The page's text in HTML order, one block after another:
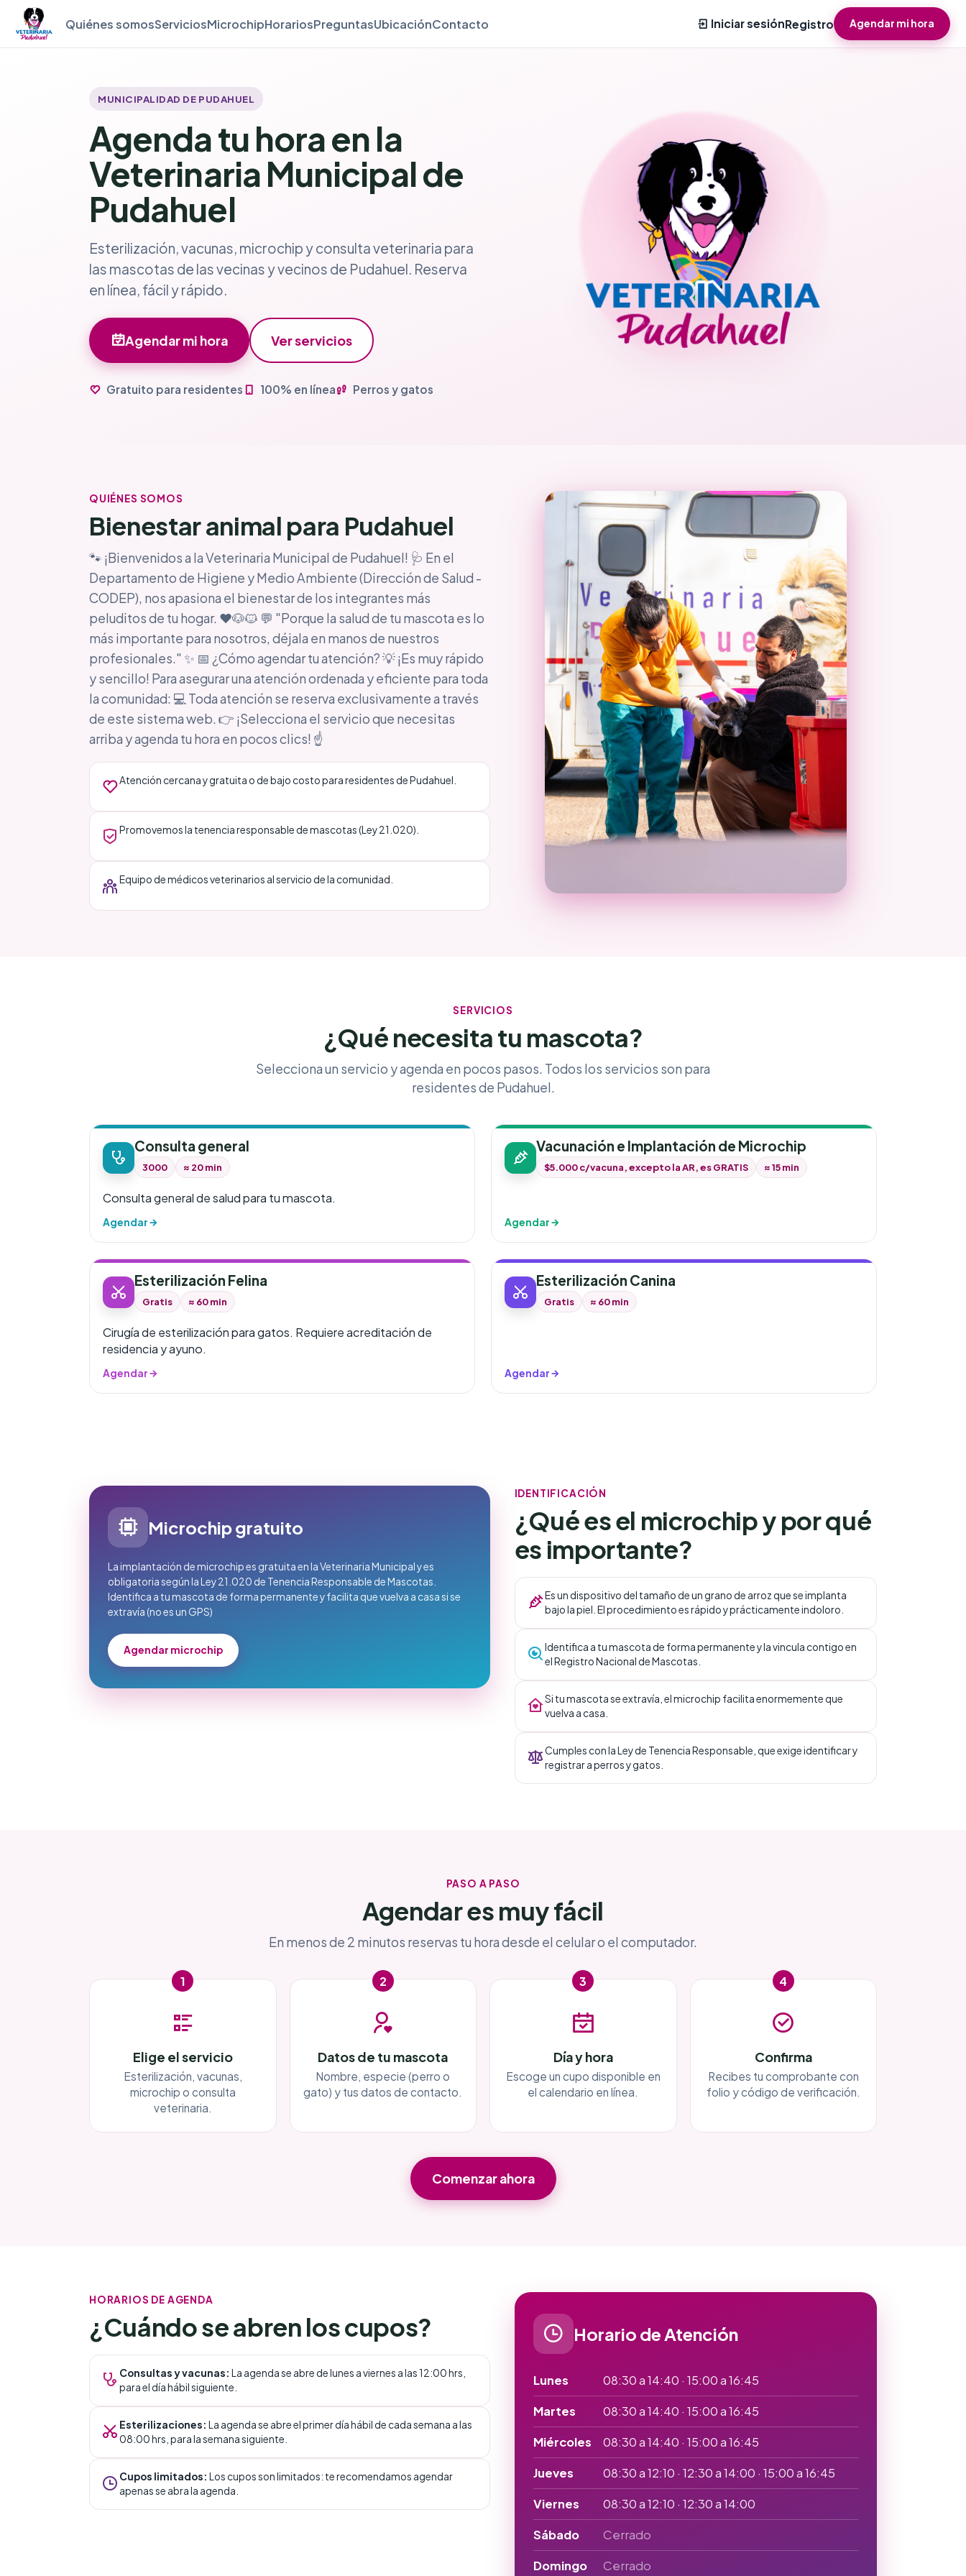
Quiénes somosServiciosMicrochipHorariosPreguntasUbicaciónContacto Iniciar sesiónRegistro Agendar mi hora
MUNICIPALIDAD DE PUDAHUEL
Agenda tu hora en la
Veterinaria Municipal de
Pudahuel
Esterilización, vacunas, microchip y consulta veterinaria para
las mascotas de las vecinas y vecinos de Pudahuel. Reserva
en línea, fácil y rápido.
Agendar mi hora Ver servicios
Gratuito para residentes 100% en línea Perros y gatos
QUIÉNES SOMOS
Bienestar animal para Pudahuel
🐾 ¡Bienvenidos a la Veterinaria Municipal de Pudahuel! 🩺 En el
Departamento de Higiene y Medio Ambiente (Dirección de Salud -
CODEP), nos apasiona el bienestar de los integrantes más
peluditos de tu hogar. ❤️🐶🐱 💬 "Porque la salud de tu mascota es lo
más importante para nosotros, déjala en manos de nuestros
profesionales." ✨ 📅 ¿Cómo agendar tu atención? 💡 ¡Es muy rápido
y sencillo! Para asegurar una atención ordenada y eficiente para toda
la comunidad: 💻 Toda atención se reserva exclusivamente a través
de este sistema web. 👉 ¡Selecciona el servicio que necesitas
arriba y agenda tu hora en pocos clics! ☝️
Atención cercana y gratuita o de bajo costo para residentes de Pudahuel.
Promovemos la tenencia responsable de mascotas (Ley 21.020).
Equipo de médicos veterinarios al servicio de la comunidad.
SERVICIOS
¿Qué necesita tu mascota?
Selecciona un servicio y agenda en pocos pasos. Todos los servicios son para
residentes de Pudahuel.
Consulta general
3000 ≈ 20 min
Consulta general de salud para tu mascota.
Agendar
Vacunación e Implantación de Microchip
$5.000 c/vacuna, excepto la AR, es GRATIS ≈ 15 min
Agendar
Esterilización Felina
Gratis ≈ 60 min
Cirugía de esterilización para gatos. Requiere acreditación de
residencia y ayuno.
Agendar
Esterilización Canina
Gratis ≈ 60 min
Agendar
Microchip gratuito
La implantación de microchip es gratuita en la Veterinaria Municipal y es
obligatoria según la Ley 21.020 de Tenencia Responsable de Mascotas.
Identifica a tu mascota de forma permanente y facilita que vuelva a casa si se
extravía (no es un GPS)
Agendar microchip
IDENTIFICACIÓN
¿Qué es el microchip y por qué
es importante?
Es un dispositivo del tamaño de un grano de arroz que se implanta
bajo la piel. El procedimiento es rápido y prácticamente indoloro.
Identifica a tu mascota de forma permanente y la vincula contigo en
el Registro Nacional de Mascotas.
Si tu mascota se extravía, el microchip facilita enormemente que
vuelva a casa.
Cumples con la Ley de Tenencia Responsable, que exige identificar y
registrar a perros y gatos.
PASO A PASO
Agendar es muy fácil
En menos de 2 minutos reservas tu hora desde el celular o el computador.
1
Elige el servicio
Esterilización, vacunas,
microchip o consulta
veterinaria.
2
Datos de tu mascota
Nombre, especie (perro o
gato) y tus datos de contacto.
3
Día y hora
Escoge un cupo disponible en
el calendario en línea.
4
Confirma
Recibes tu comprobante con
folio y código de verificación.
Comenzar ahora
HORARIOS DE AGENDA
¿Cuándo se abren los cupos?
Consultas y vacunas: La agenda se abre de lunes a viernes a las 12:00 hrs,
para el día hábil siguiente.
Esterilizaciones: La agenda se abre el primer día hábil de cada semana a las
08:00 hrs, para la semana siguiente.
Cupos limitados: Los cupos son limitados: te recomendamos agendar
apenas se abra la agenda.
Horario de Atención
Lunes 08:30 a 14:40 · 15:00 a 16:45
Martes 08:30 a 14:40 · 15:00 a 16:45
Miércoles 08:30 a 14:40 · 15:00 a 16:45
Jueves 08:30 a 12:10 · 12:30 a 14:00 · 15:00 a 16:45
Viernes 08:30 a 12:10 · 12:30 a 14:00
Sábado Cerrado
Domingo Cerrado